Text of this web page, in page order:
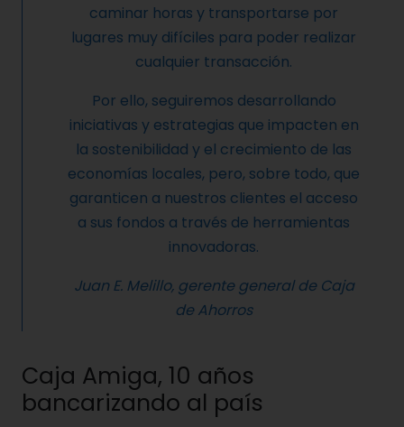
caminar horas y transportarse por
lugares muy difíciles para poder realizar
cualquier transacción.
Por ello, seguiremos desarrollando
iniciativas y estrategias que impacten en
la sostenibilidad y el crecimiento de las
economías locales, pero, sobre todo, que
garanticen a nuestros clientes el acceso
a sus fondos a través de herramientas
innovadoras.
Juan E. Melillo, gerente general de Caja
de Ahorros
Caja Amiga, 10 años
bancarizando al país